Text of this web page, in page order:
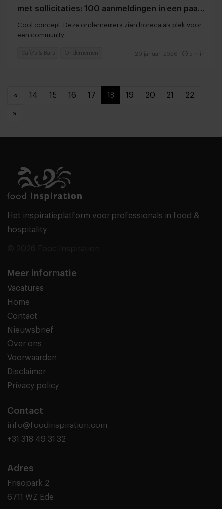
met sollicitaties: 100 aanmeldingen in een paar
weken
Cool concept: Deze ondernemers zien horeca als plek voor
een community
20 januari 2026 5 min
Café's & Bars Ondernemen
« 14 15 16 17 18 19 20 21 22
»
Het inspiratieplatform voor professionals in food &
hospitality
Meer informatie
Vacatures
Home
Contact
Nieuwsbrief
Over ons
Voorwaarden
Disclaimer
Privacy policy
Contact
info@foodinspiration.com
+31 318 49 31 32
Adres
Frisopark 2
6711 WZ Ede